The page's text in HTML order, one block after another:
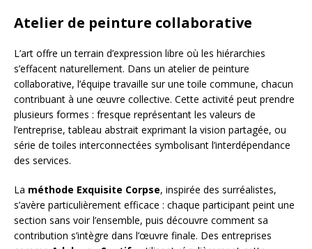
Atelier de peinture collaborative
L’art offre un terrain d’expression libre où les hiérarchies
s’effacent naturellement. Dans un atelier de peinture
collaborative, l’équipe travaille sur une toile commune, chacun
contribuant à une œuvre collective. Cette activité peut prendre
plusieurs formes : fresque représentant les valeurs de
l’entreprise, tableau abstrait exprimant la vision partagée, ou
série de toiles interconnectées symbolisant l’interdépendance
des services.
La méthode Exquisite Corpse, inspirée des surréalistes,
s’avère particulièrement efficace : chaque participant peint une
section sans voir l’ensemble, puis découvre comment sa
contribution s’intègre dans l’œuvre finale. Des entreprises